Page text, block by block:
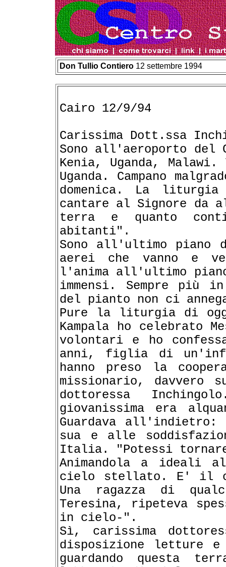
Don Tullio Contiero 12 settembre 1994
Cairo 12/9/94
Carissima Dott.ssa
Sono all'aeroporto del
Kenia, Uganda,
Uganda. Campano
domenica. La
cantare al Signore da
terra e quanto
abitanti".
Sono all'ultimo piano
aerei che vanno e
l'anima all'ultimo
immensi. Sempre più
del pianto non ci
Pure la liturgia di
Kampala ho celebrato
volontari e ho
anni, figlia di
hanno preso la
missionario, davvero
dottoressa
giovanissima era
Guardava all'indietro:
sua e alle
Italia. "Potessi
Animandola a ideali
cielo stellato. E' il
Una ragazza di
Teresina, ripeteva
in cielo-".
Sì, carissima
disposizione letture
guardando questa